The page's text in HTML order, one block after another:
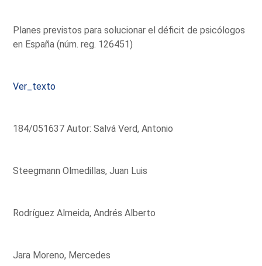
Planes previstos para solucionar el déficit de psicólogos
en España (núm. reg. 126451)
Ver_texto
184/051637 Autor: Salvá Verd, Antonio
Steegmann Olmedillas, Juan Luis
Rodríguez Almeida, Andrés Alberto
Jara Moreno, Mercedes